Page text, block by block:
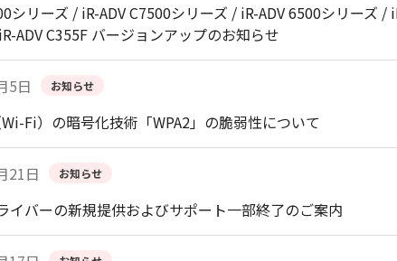
シリーズ / iR-ADV C7500シリーズ / iR-ADV 6500シリーズ
ADV C355F バージョンアップのお知らせ
5日 お知らせ
Fi）の暗号化技術「WPA2」の脆弱性について
21日 お知らせ
イバーの新規提供およびサポート一部終了のご案内